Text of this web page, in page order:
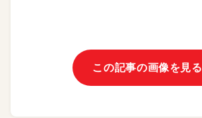
この記事の画像を見る